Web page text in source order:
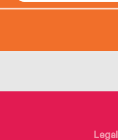
Legal